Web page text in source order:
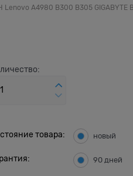
A4980 B300 B305
товара: новый
90 дней